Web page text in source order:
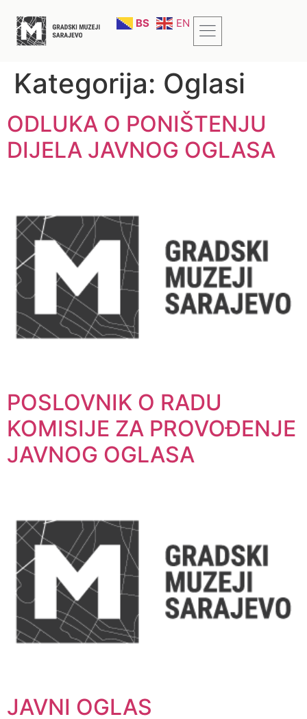
BS EN
Kategorija: Oglasi
ODLUKA O PONIŠTENJU
DIJELA JAVNOG OGLASA
POSLOVNIK O RADU
KOMISIJE ZA PROVOĐENJE
JAVNOG OGLASA
JAVNI OGLAS